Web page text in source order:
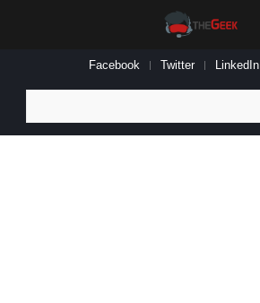
Facebook Twitter LinkedIn
for: